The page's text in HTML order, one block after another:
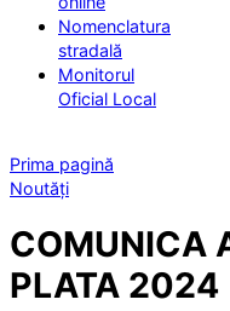
Nomenclatura
stradală
Monitorul
Oficial Local
Prima pagină
Noutăți
COMUNICA
PLATA 2024